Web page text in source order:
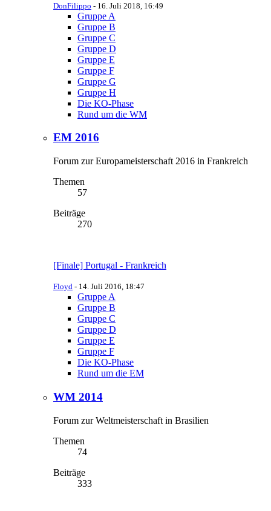
DonFilippo - 16. Juli 2018, 16:49
Gruppe A
Gruppe B
Gruppe C
Gruppe D
Gruppe E
Gruppe F
Gruppe G
Gruppe H
Die KO-Phase
Rund um die WM
EM 2016
Forum zur Europameisterschaft 2016 in Frankreich
Themen
57
Beiträge
270
[Finale] Portugal - Frankreich
Floyd - 14. Juli 2016, 18:47
Gruppe A
Gruppe B
Gruppe C
Gruppe D
Gruppe E
Gruppe F
Die KO-Phase
Rund um die EM
WM 2014
Forum zur Weltmeisterschaft in Brasilien
Themen
74
Beiträge
333